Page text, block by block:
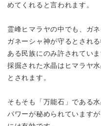
めてくれると言われます。
霊峰ヒマラヤの中でも、ガ
ガネーシャ神が守るとされ
ある民族にのみ許されていま
採掘された水晶はヒマラヤ
とされます。
そもそも「万能石」である
パワーが秘められていますが